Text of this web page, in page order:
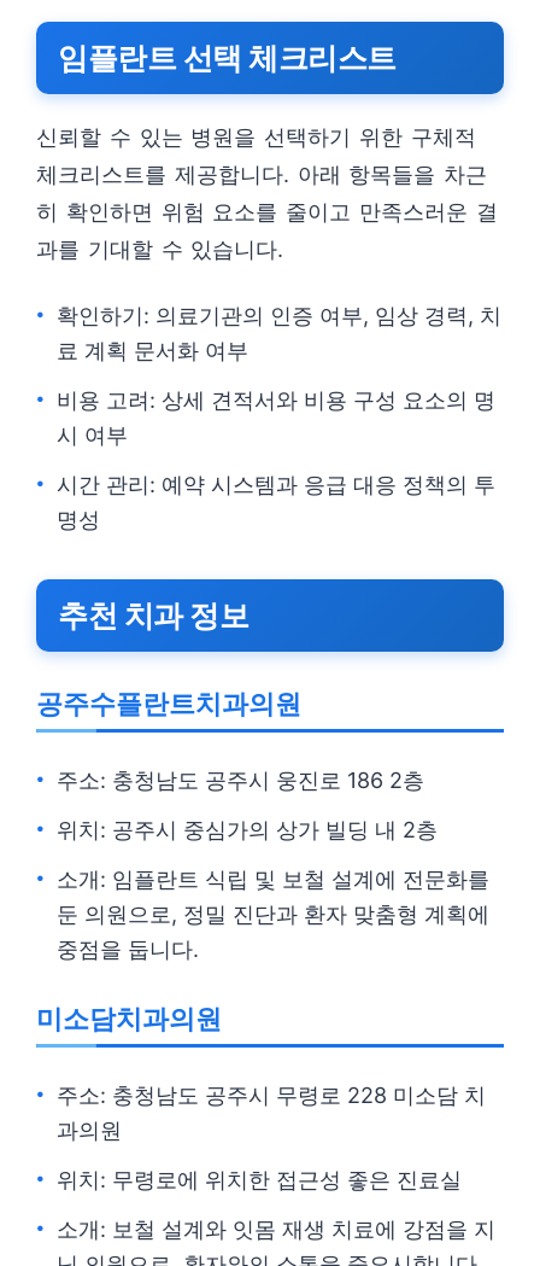
임플란트 선택 체크리스트
신뢰할 수 있는 병원을 선택하기 위한 구체적
체크리스트를 제공합니다. 아래 항목들을 차근
히 확인하면 위험 요소를 줄이고 만족스러운 결
과를 기대할 수 있습니다.
확인하기: 의료기관의 인증 여부, 임상 경력, 치
료 계획 문서화 여부
비용 고려: 상세 견적서와 비용 구성 요소의 명
시 여부
시간 관리: 예약 시스템과 응급 대응 정책의 투
명성
추천 치과 정보
공주수플란트치과의원
주소: 충청남도 공주시 웅진로 186 2층
위치: 공주시 중심가의 상가 빌딩 내 2층
소개: 임플란트 식립 및 보철 설계에 전문화를
둔 의원으로, 정밀 진단과 환자 맞춤형 계획에
중점을 둡니다.
미소담치과의원
주소: 충청남도 공주시 무령로 228 미소담 치
과의원
위치: 무령로에 위치한 접근성 좋은 진료실
소개: 보철 설계와 잇몸 재생 치료에 강점을 지